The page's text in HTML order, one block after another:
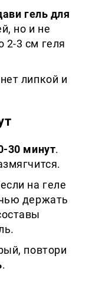
гель для
но и не
2-3 см геля
липкой и
30 минут.
на геле
держать
повтори
.